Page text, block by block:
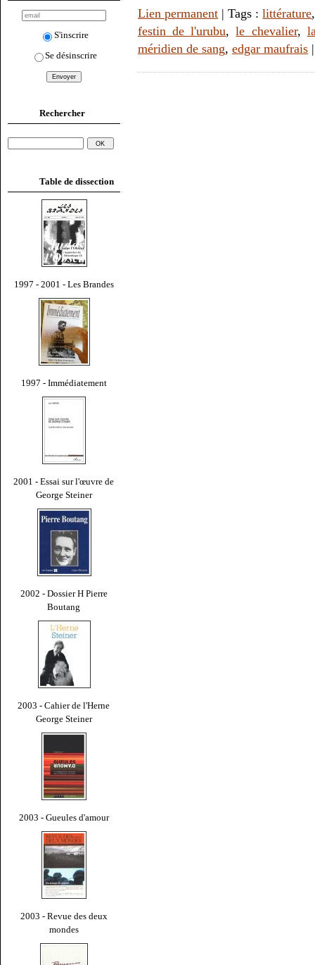
S'inscrire
Se désinscrire
Rechercher
Table de dissection
1997 - 2001 - Les Brandes
1997 - Immédiatement
2001 - Essai sur l'œuvre de
George Steiner
2002 - Dossier H Pierre
Boutang
2003 - Cahier de l'Herne
George Steiner
2003 - Gueules d'amour
2003 - Revue des deux
mondes
Lien permanent | Tags :littérature
festin de l'urubu,le chevalier,
méridien de sang, edgar maufrais